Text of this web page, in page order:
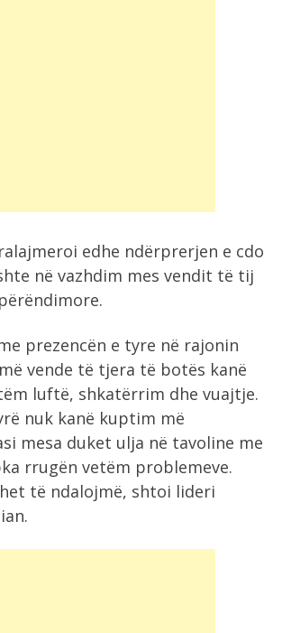
edhe ndërprerjen e cdo
në vazhdim mes vendit të tij
prezencën e tyre në rajonin
vende të tjera të botës kanë
luftë, shkatërrim dhe vuajtje.
nuk kanë kuptim më
mesa duket ulja në tavoline me
rrugën vetëm problemeve.
të ndalojmë, shtoi lideri